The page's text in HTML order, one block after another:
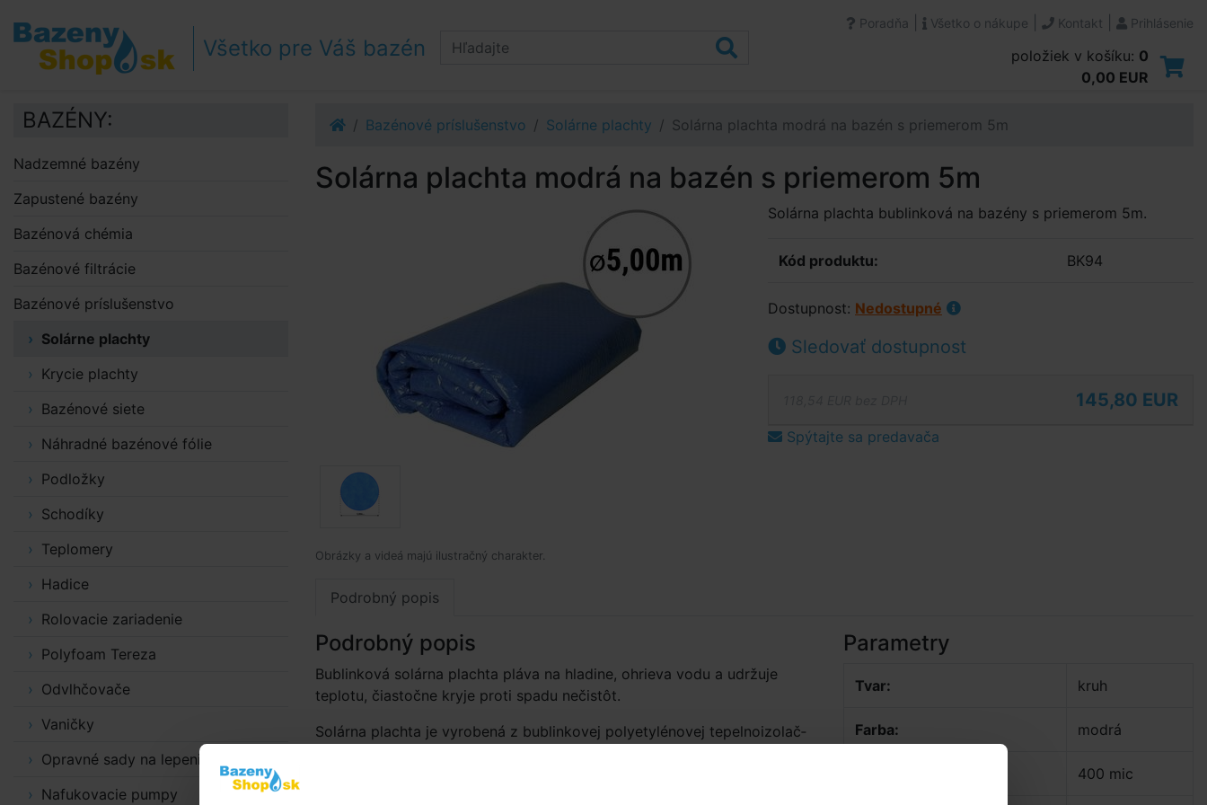
Prejsť na obsah
Prejsť k bočnému stĺpci
Klávesové skratky
Všetko pre Váš bazén
Poradňa Všetko o nákupe Kontakt Prihlásenie
položiek v košíku: 0
0,00 EUR
Bazénové príslušenstvo Solárne plachty Solárna plachta modrá na bazén s priemerom 5m
Solárna plachta modrá na bazén s priemerom 5m
Obrázky a videá majú ilustračný charakter.
Solárna plachta bublinková na bazény s priemerom 5m.
Kód produktu: BK94
Dostupnost: Nedostupné
Sledovať dostupnost
145,80 EUR
Spýtajte sa predavača
Podrobný popis
Podrobný popis
Bublinková solárna plachta pláva na hladine, ohrieva vodu a udržuje
teplotu, čiastočne kryje proti spadu nečistôt.
Solárna plachta je vyrobená z bublinkovej polyetylénovej tepelnoizolač­
Parametry
Tvar: kruh
Farba: modrá
400 mic
BAZÉNY:
Nadzemné bazény
Zapustené bazény
Bazénová chémia
Bazénové filtrácie
Bazénové príslušenstvo
Solárne plachty
Krycie plachty
Bazénové siete
Náhradné bazénové fólie
Podložky
Schodíky
Teplomery
Hadice
Rolovacie zariadenie
Polyfoam Tereza
Odvlhčovače
Vaničky
Opravné sady na lepenie
Nafukovacie pumpy